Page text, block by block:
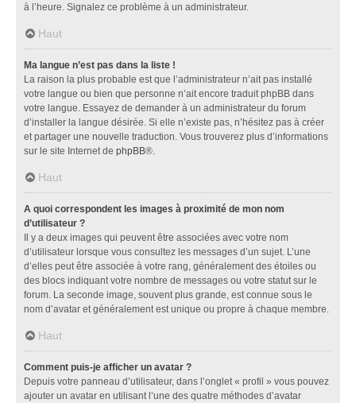
à l’heure. Signalez ce problème à un administrateur.
Haut
Ma langue n’est pas dans la liste !
La raison la plus probable est que l’administrateur n’ait pas installé
votre langue ou bien que personne n’ait encore traduit phpBB dans
votre langue. Essayez de demander à un administrateur du forum
d’installer la langue désirée. Si elle n’existe pas, n’hésitez pas à créer
et partager une nouvelle traduction. Vous trouverez plus d’informations
sur le site Internet de phpBB®.
Haut
A quoi correspondent les images à proximité de mon nom
d’utilisateur ?
Il y a deux images qui peuvent être associées avec votre nom
d’utilisateur lorsque vous consultez les messages d’un sujet. L’une
d’elles peut être associée à votre rang, généralement des étoiles ou
des blocs indiquant votre nombre de messages ou votre statut sur le
forum. La seconde image, souvent plus grande, est connue sous le
nom d’avatar et généralement est unique ou propre à chaque membre.
Haut
Comment puis-je afficher un avatar ?
Depuis votre panneau d’utilisateur, dans l’onglet « profil » vous pouvez
ajouter un avatar en utilisant l’une des quatre méthodes d’avatar